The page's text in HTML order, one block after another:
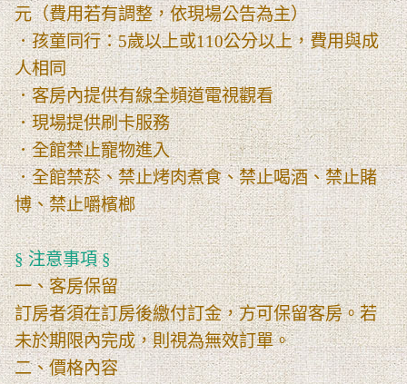
元（費用若有調整，依現場公告為主）
．孩童同行：5歲以上或110公分以上，費用與成
人相同
．客房內提供有線全頻道電視觀看
．現場提供刷卡服務
．全館禁止寵物進入
．全館禁菸、禁止烤肉煮食、禁止喝酒、禁止賭
博、禁止嚼檳榔
§ 注意事項 §
一、客房保留
訂房者須在訂房後繳付訂金，方可保留客房。若
未於期限內完成，則視為無效訂單。
二、價格內容